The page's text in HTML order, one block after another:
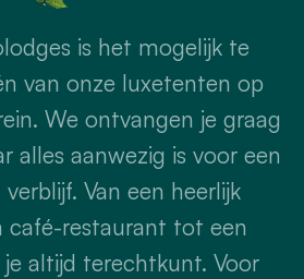
is het mogelijk te
van onze luxetenten op
We ontvangen je graag
alles aanwezig is voor een
Van een heerlijk
café-restaurant tot een
altijd terechtkunt. Voor